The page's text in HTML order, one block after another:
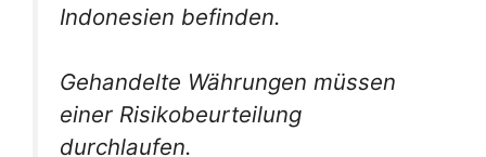
Indonesien befinden.
Gehandelte Währungen müssen
einer Risikobeurteilung
durchlaufen.